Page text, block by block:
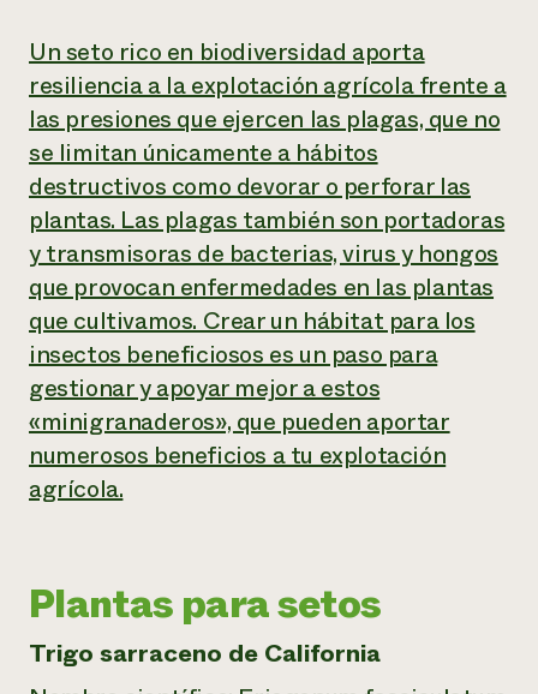
Un seto rico en biodiversidad aporta
resiliencia a la explotación agrícola frente a
las presiones que ejercen las plagas, que no
se limitan únicamente a hábitos
destructivos como devorar o perforar las
plantas. Las plagas también son portadoras
y transmisoras de bacterias, virus y hongos
que provocan enfermedades en las plantas
que cultivamos. Crear un hábitat para los
insectos beneficiosos es un paso para
gestionar y apoyar mejor a estos
«minigranaderos», que pueden aportar
numerosos beneficios a tu explotación
agrícola.
Plantas para setos
Trigo sarraceno de California